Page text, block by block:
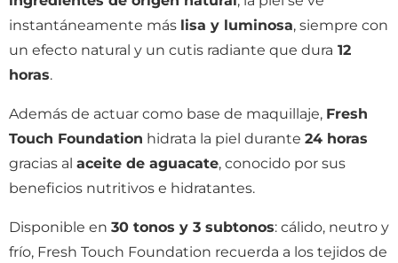
instantáneamente más lisa y luminosa, siempre con
un efecto natural y un cutis radiante que dura 12
horas.
Además de actuar como base de maquillaje, Fresh
Touch Foundation hidrata la piel durante 24 horas
gracias al aceite de aguacate, conocido por sus
beneficios nutritivos e hidratantes.
Disponible en 30 tonos y 3 subtonos: cálido, neutro y
frío, Fresh Touch Foundation recuerda a los tejidos de